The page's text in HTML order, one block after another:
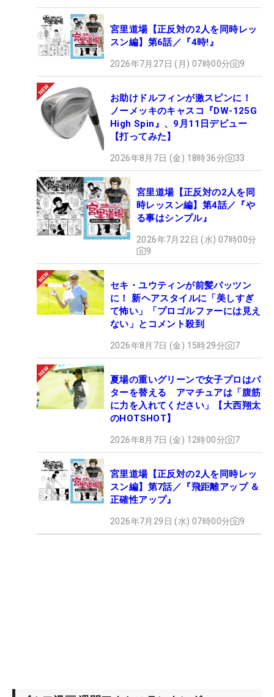
宮里道場【正反対の2人を同時レッ
スン編】第6話／『4時!』
2026年7月27日 (月) 07時00分 9
お助けドルフィンが激スピンに！
ノーメッキのキャスコ『DW-125G
High Spin』、9月11日デビュー
【打ってみた】
2026年8月7日 (金) 18時36分 33
宮里道場【正反対の2人を同
時レッスン編】第4話／『や
る事はシンプル』
2026年7月22日 (水) 07時00分
9
セキ・ユウティンが前髪パッツン
に！ 新ヘアスタイルに「美しすぎ
て怖い」「プロゴルファーには見え
ない」とコメント殺到
2026年8月7日 (金) 15時29分 7
夏場の重いグリーンで女子プロはパ
ターを替える アマチュアは「腹筋
に力を入れてください」【大西翔太
のHOTSHOT】
2026年8月7日 (金) 12時00分 7
宮里道場【正反対の2人を同時レッ
スン編】第7話／『飛距離アップ ＆
正確性アップ』
2026年7月29日 (水) 07時00分 9